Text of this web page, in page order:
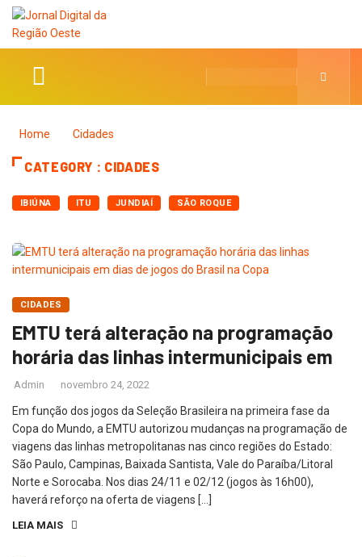
Home Cidades
CATEGORY : CIDADES
IBIÚNA ITU JUNDIAÍ SÃO ROQUE
CIDADES
EMTU terá alteração na programação
horária das linhas intermunicipais em
Admin novembro 24, 2022
Em função dos jogos da Seleção Brasileira na primeira fase da
Copa do Mundo, a EMTU autorizou mudanças na programação de
viagens das linhas metropolitanas nas cinco regiões do Estado:
São Paulo, Campinas, Baixada Santista, Vale do Paraíba/Litoral
Norte e Sorocaba. Nos dias 24/11 e 02/12 (jogos às 16h00),
haverá reforço na oferta de viagens […]
LEIA MAIS